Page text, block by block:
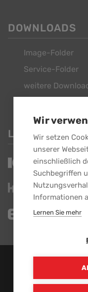
Wir
Wir setzen
unserer
einschließlich
Suchbegriffen
Informationen
Lernen Sie mehr
DOWNLOADS
Image-Folder
Service-Folder
weitere
LINKS
Ein